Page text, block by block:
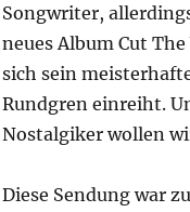
Songwriter,
neues Album Cut
sich sein
Rundgren einreiht.
Nostalgiker wollen
Diese Sendung war